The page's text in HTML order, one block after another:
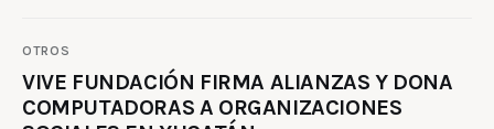
OTROS
VIVE FUNDACIÓN FIRMA ALIANZAS Y DONA
COMPUTADORAS A ORGANIZACIONES